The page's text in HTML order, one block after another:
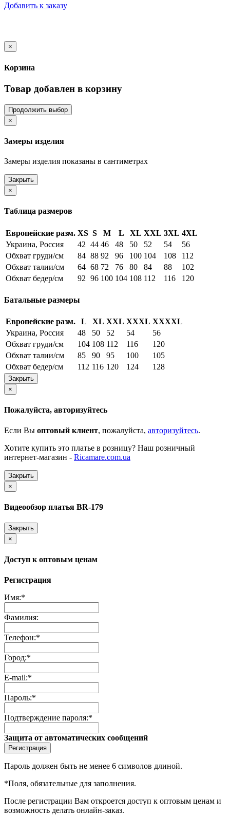
Добавить к заказу
×
Корзина
Товар добавлен в корзину
Продолжить выбор
×
Замеры изделия
Замеры изделия показаны в сантиметрах
Закрыть
×
Таблица размеров
Европейские разм. XS S M L XL XXL 3XL 4XL
Украина, Россия
42 44 46 48 50 52 54
56
Обхват груди/см
84 88 92 96 100 104 108
112
Обхват талии/см
64 68 72 76 80 84 88
102
Обхват бедер/см
92 96 100 104 108 112 116 120
Батальные размеры
Европейские разм. L XL XXL XXXL XXXXL
Украина, Россия
48 50 52 54
56
Обхват груди/см
104 108 112 116
120
Обхват талии/см
85 90 95 100
105
Обхват бедер/см
112 116 120 124 128
Закрыть
×
Пожалуйста, авторизуйтесь
Если Вы оптовый клиент, пожалуйста, авторизуйтесь.
Хотите купить это платье в розницу? Наш розничный
интернет-магазин - Ricamare.com.ua
Закрыть
×
Видеообзор платья BR-179
Закрыть
×
Доступ к оптовым ценам
Регистрация
Имя:*
Фамилия:
Телефон:*
Город:*
E-mail:*
Пароль:*
Подтверждение пароля:*
Защита от автоматических сообщений
Пароль должен быть не менее 6 символов длиной.
*Поля, обязательные для заполнения.
После регистрации Вам откроется доступ к оптовым ценам и
возможность делать онлайн-заказ.